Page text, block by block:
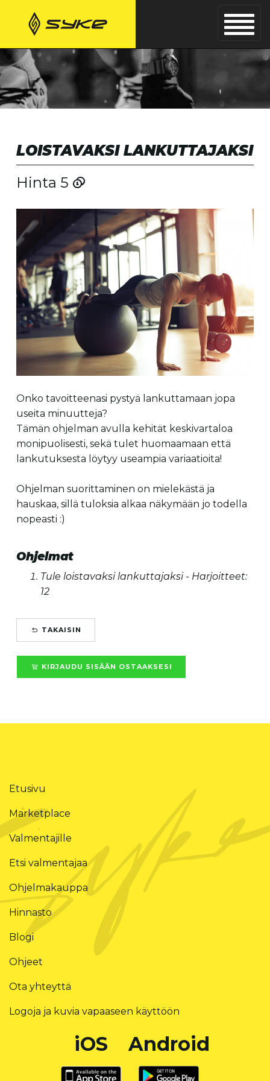
LOISTAVAKSI LANKUTTAJAKSI
Hinta 5
Onko tavoitteenasi pystyä lankuttamaan jopa
useita minuutteja?
Tämän ohjelman avulla kehität keskivartaloa
monipuolisesti, sekä tulet huomaamaan että
lankutuksesta löytyy useampia variaatioita!
Ohjelman suorittaminen on mielekästä ja
hauskaa, sillä tuloksia alkaa näkymään jo todella
nopeasti :)
Ohjelmat
Tule loistavaksi lankuttajaksi - Harjoitteet:
12
TAKAISIN
KIRJAUDU SISÄÄN OSTAAKSESI
Etusivu
Marketplace
Valmentajille
Etsi valmentajaa
Ohjelmakauppa
Hinnasto
Blogi
Ohjeet
Ota yhteyttä
Logoja ja kuvia vapaaseen käyttöön
iOS Android